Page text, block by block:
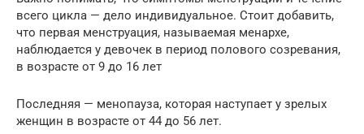
всего цикла — дело индивидуальное. Стоит добавить,
что первая менструация, называемая менархе,
наблюдается у девочек в период полового созревания,
в возрасте от 9 до 16 лет
Последняя — менопауза, которая наступает у зрелых
женщин в возрасте от 44 до 56 лет.